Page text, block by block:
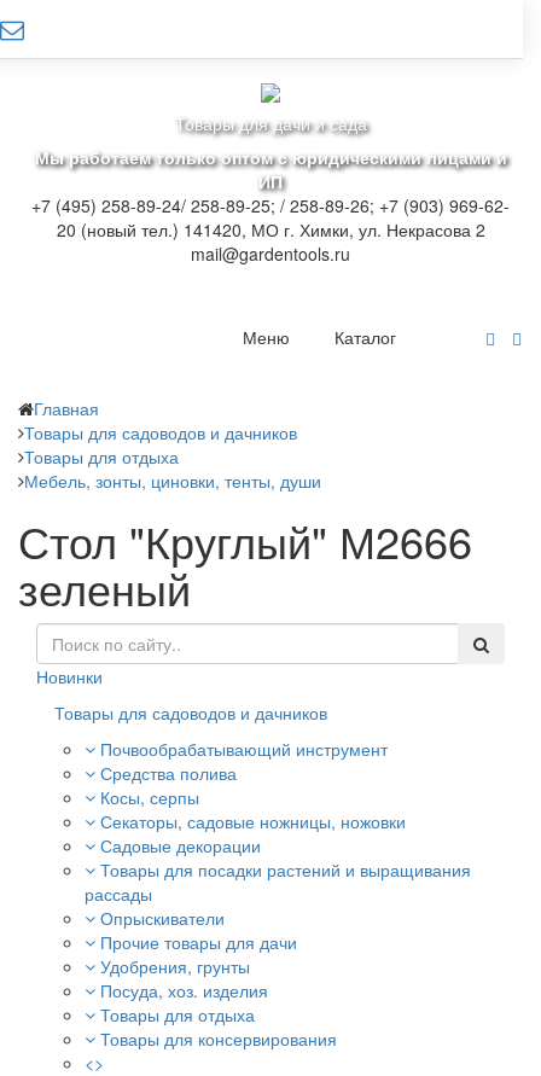
Товары для дачи и сада
Мы работаем только оптом с юридическими лицами и
ИП
+7 (495) 258-89-24/ 258-89-25; / 258-89-26; +7 (903) 969-62-
20 (новый тел.) 141420, МО г. Химки, ул. Некрасова 2
mail@gardentools.ru
Каталог
Меню
Главная
Товары для садоводов и дачников
Товары для отдыха
Мебель, зонты, циновки, тенты, души
Стол "Круглый" М2666
зеленый
Новинки
Товары для садоводов и дачников
Почвообрабатывающий инструмент
Средства полива
Косы, серпы
Секаторы, садовые ножницы, ножовки
Садовые декорации
Товары для посадки растений и выращивания
рассады
Опрыскиватели
Прочие товары для дачи
Удобрения, грунты
Посуда, хоз. изделия
Товары для отдыха
Товары для консервирования
<>